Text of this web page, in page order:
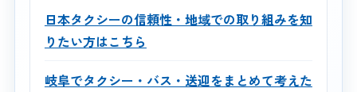
日本タクシーの信頼性・地域での取り組みを知
りたい方はこちら
岐阜でタクシー・バス・送迎をまとめて考えた